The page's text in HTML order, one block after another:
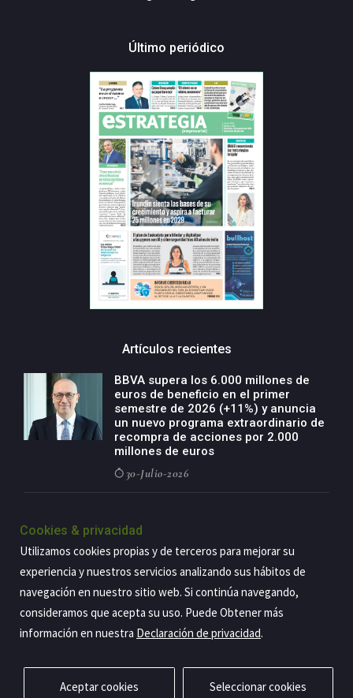
Último periódico
Artículos recientes
BBVA supera los 6.000 millones de
euros de beneficio en el primer
semestre de 2026 (+11%) y anuncia
un nuevo programa extraordinario de
recompra de acciones por 2.000
millones de euros
30-Julio-2026
negocio agro con un modelo global
países
29-Julio-2026
Privacidad Aviso legal Política de cookies Contacto
Cookies & privacidad
Utilizamos cookies propias y de terceros para mejorar su
experiencia y nuestros servicios analizando sus hábitos de
navegación en nuestro sitio web. Si continúa navegando,
consideramos que acepta su uso. Puede Obtener más
información en nuestra Declaración de privacidad.
Aceptar cookies Seleccionar cookies